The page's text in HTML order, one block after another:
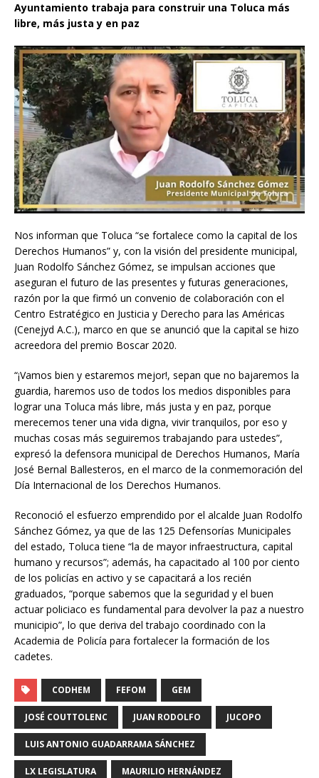
Ayuntamiento trabaja para construir una Toluca más
libre, más justa y en paz
Nos informan que Toluca “se fortalece como la capital de los
Derechos Humanos” y, con la visión del presidente municipal,
Juan Rodolfo Sánchez Gómez, se impulsan acciones que
aseguran el futuro de las presentes y futuras generaciones,
razón por la que firmó un convenio de colaboración con el
Centro Estratégico en Justicia y Derecho para las Américas
(Cenejyd A.C.), marco en que se anunció que la capital se hizo
acreedora del premio Boscar 2020.
“¡Vamos bien y estaremos mejor!, sepan que no bajaremos la
guardia, haremos uso de todos los medios disponibles para
lograr una Toluca más libre, más justa y en paz, porque
merecemos tener una vida digna, vivir tranquilos, por eso y
muchas cosas más seguiremos trabajando para ustedes”,
expresó la defensora municipal de Derechos Humanos, María
José Bernal Ballesteros, en el marco de la conmemoración del
Día Internacional de los Derechos Humanos.
Reconoció el esfuerzo emprendido por el alcalde Juan Rodolfo
Sánchez Gómez, ya que de las 125 Defensorías Municipales
del estado, Toluca tiene “la de mayor infraestructura, capital
humano y recursos”; además, ha capacitado al 100 por ciento
de los policías en activo y se capacitará a los recién
graduados, “porque sabemos que la seguridad y el buen
actuar policiaco es fundamental para devolver la paz a nuestro
municipio”, lo que deriva del trabajo coordinado con la
Academia de Policía para fortalecer la formación de los
cadetes.
CODHEM FEFOM GEM
JOSÉ COUTTOLENC JUAN RODOLFO JUCOPO
LUIS ANTONIO GUADARRAMA SÁNCHEZ
LX LEGISLATURA MAURILIO HERNÁNDEZ